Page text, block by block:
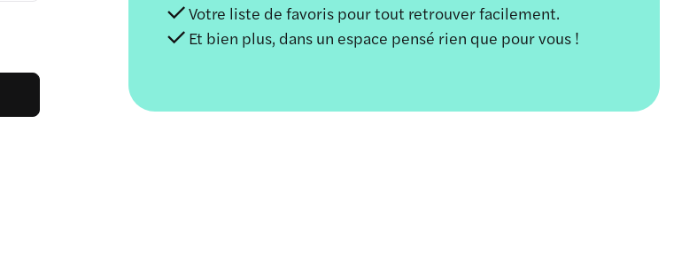
Votre liste de favoris pour tout retrouver facilement.
Et bien plus, dans un espace pensé rien que pour vous !